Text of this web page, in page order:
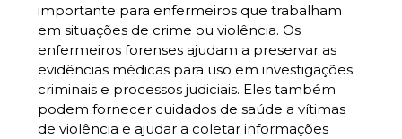
importante para enfermeiros que trabalham
em situações de crime ou violência. Os
enfermeiros forenses ajudam a preservar as
evidências médicas para uso em investigações
criminais e processos judiciais. Eles também
podem fornecer cuidados de saúde a vítimas
de violência e ajudar a coletar informações